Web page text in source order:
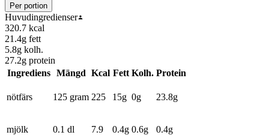
Per portion
Huvudingredienser
320.7 kcal
21.4g fett
5.8g kolh.
27.2g protein
Ingrediens
Mängd Kcal Fett Kolh. Protein
nötfärs 125 gram 225 15g 0g 23.8g
mjölk 0.1 dl 7.9 0.4g 0.6g 0.4g